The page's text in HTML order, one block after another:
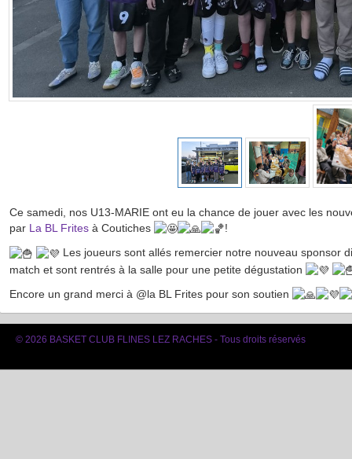
Ce samedi, nos U13-MARIE ont eu la chance de jouer avec les
par La BL Frites à Coutiches
!
Les joueurs sont allés remercier notre nouveau sponsor
match et sont rentrés à la salle pour une petite dégustation
Encore un grand merci à @la BL Frites pour son soutien
© 2026 BASKET CLUB FLINES LEZ RACHES - Tous droits réservés